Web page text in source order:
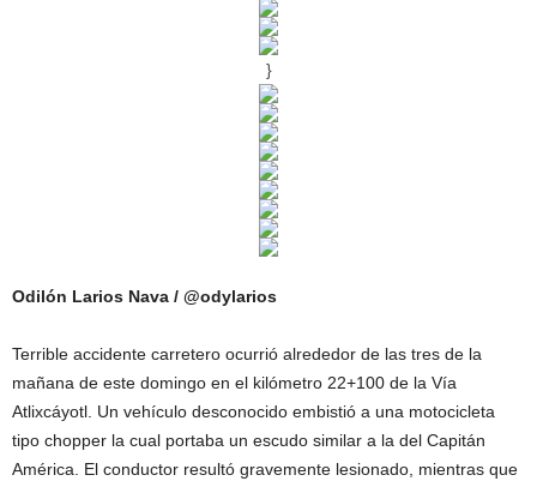
}
Odilón Larios Nava / @odylarios
Terrible accidente carretero ocurrió alrededor de las tres de la
mañana de este domingo en el kilómetro 22+100 de la Vía
Atlixcáyotl. Un vehículo desconocido embistió a una motocicleta
tipo chopper la cual portaba un escudo similar a la del Capitán
América. El conductor resultó gravemente lesionado, mientras que